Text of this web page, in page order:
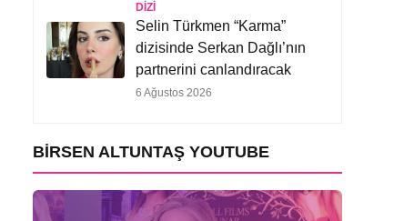
DIZI
Selin Türkmen “Karma”
dizisinde Serkan Dağlı’nın
partnerini canlandıracak
6 Ağustos 2026
BIRSEN ALTUNTAŞ YOUTUBE